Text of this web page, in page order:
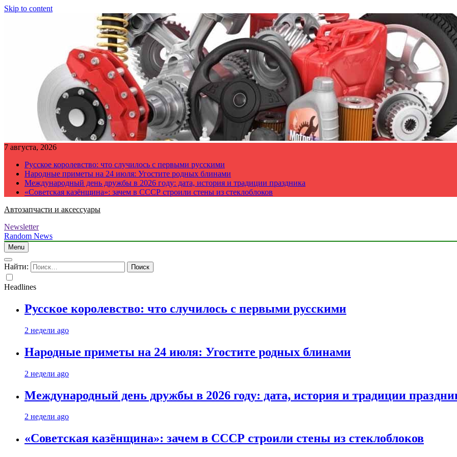
Skip to content
7 августа, 2026
Русское королевство: что случилось с первыми русскими
Народные приметы на 24 июля: Угостите родных блинами
Международный день дружбы в 2026 году: дата, история и традиции праздника
«Советская казёнщина»: зачем в СССР строили стены из стеклоблоков
Автозапчасти и аксессуары
Newsletter
Random News
Menu
Найти:
Headlines
Русское королевство: что случилось с первыми русскими
2 недели ago
Народные приметы на 24 июля: Угостите родных блинами
2 недели ago
Международный день дружбы в 2026 году: дата, история и традиции
2 недели ago
«Советская казёнщина»: зачем в СССР строили стены из стеклоблоков